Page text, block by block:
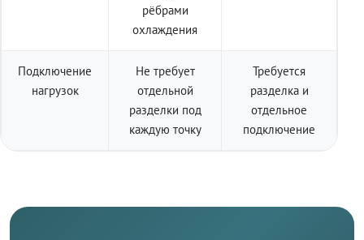
рёбрами
охлаждения
Подключение
нагрузок
Не требует
отдельной
разделки под
каждую точку
Требуется
разделка и
отдельное
подключение